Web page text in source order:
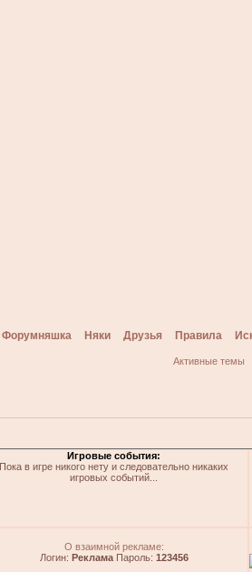
Форумняшка Няки Друзья Правила
Активные темы
Игровые события:
Пока в игре никого нету и следовательно никаких
игровых событий...
О взаимной рекламе:
Логин: РекламаПароль: 123456